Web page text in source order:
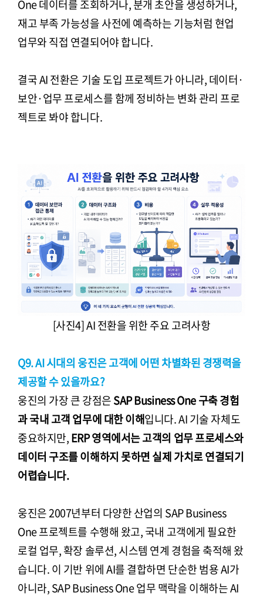
One 데이터를 조회하거나, 분개 초안을 생성하거나,
재고 부족 가능성을 사전에 예측하는 기능처럼 현업
업무와 직접 연결되어야 합니다.
결국 AI 전환은 기술 도입 프로젝트가 아니라, 데이터·
보안·업무 프로세스를 함께 정비하는 변화 관리 프로
젝트로 봐야 합니다.
[사진4] AI 전환을 위한 주요 고려사항
Q9. AI 시대의 웅진은 고객에 어떤 차별화된 경쟁력을
제공할 수 있을까요?
웅진의 가장 큰 강점은SAP Business One 구축 경험
과 국내 고객 업무에 대한 이해입니다. AI 기술 자체도
중요하지만,ERP 영역에서는 고객의 업무 프로세스와
데이터 구조를 이해하지 못하면 실제 가치로 연결되기
어렵습니다.
웅진은 2007년부터 다양한 산업의 SAP Business
One 프로젝트를 수행해 왔고, 국내 고객에게 필요한
로컬 업무, 확장 솔루션, 시스템 연계 경험을 축적해 왔
습니다. 이 기반 위에 AI를 결합하면 단순한 범용 AI가
아니라, SAP Business One 업무 맥락을 이해하는 AI